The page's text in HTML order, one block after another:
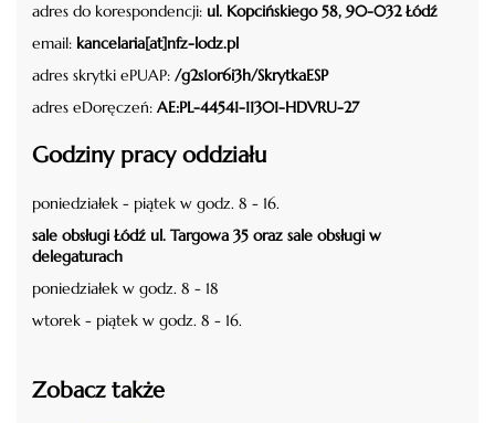
adres do korespondencji: ul. Kopcińskiego 58, 90-032 Łódź
email: kancelaria[at]nfz-lodz.pl
adres skrytki ePUAP: /g2s1or6i3h/SkrytkaESP
adres eDoręczeń: AE:PL-44541-11301-HDVRU-27
Godziny pracy oddziału
poniedziałek - piątek w godz. 8 - 16.
sale obsługi Łódź ul. Targowa 35 oraz sale obsługi w
delegaturach
poniedziałek w godz. 8 - 18
wtorek - piątek w godz. 8 - 16.
Zobacz także